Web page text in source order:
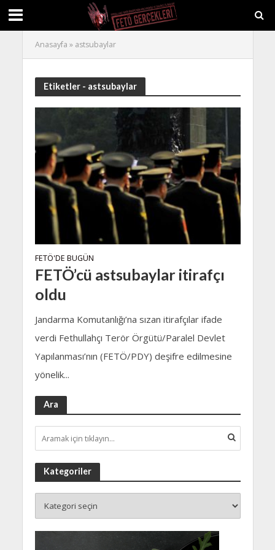
Anasayfa » astsubaylar
Etiketler - astsubaylar
FETÖ'DE BUGÜN
FETÖ’cü astsubaylar itirafçı
oldu
Jandarma Komutanlığı’na sızan itirafçılar ifade
verdi Fethullahçı Terör Örgütü/Paralel Devlet
Yapılanması’nın (FETÖ/PDY) deşifre edilmesine
yönelik...
Ara
Kategoriler